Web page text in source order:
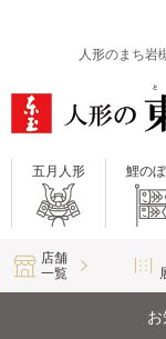
人形のまち岩
五月人形 鯉のぼ
店舗
一覧